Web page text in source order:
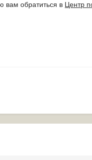
вам обратиться в Центр